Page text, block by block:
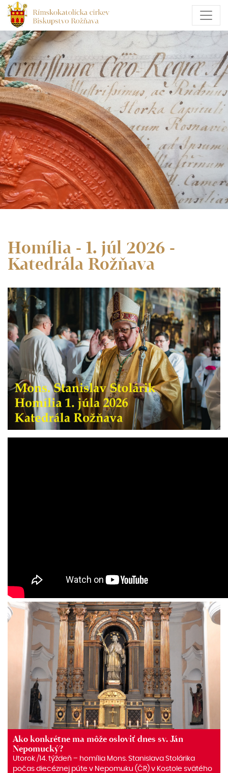
Homília - 1. júl 2026 -
Katedrála Rožňava
Ako konkrétne ma môže osloviť dnes sv. Ján
Nepomucký?
Utorok /14. týždeň – homília Mons. Stanislava Stolárika
počas diecéznej púte v Nepomuku (ČR) v Kostole svätého